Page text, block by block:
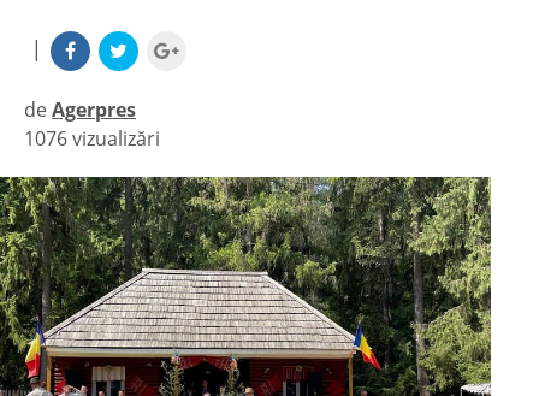
|
deAgerpres
|
1076 vizualizări